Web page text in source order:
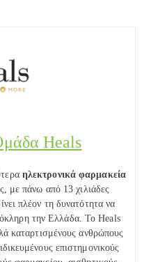
Heals
ηλεκτρονικά φαρμακεία
με πάνω από 13 χιλιάδες
πλέον τη δυνατότητα να
την Ελλάδα. To Heals
καταρτισμένους ανθρώπους
επιστημονικούς